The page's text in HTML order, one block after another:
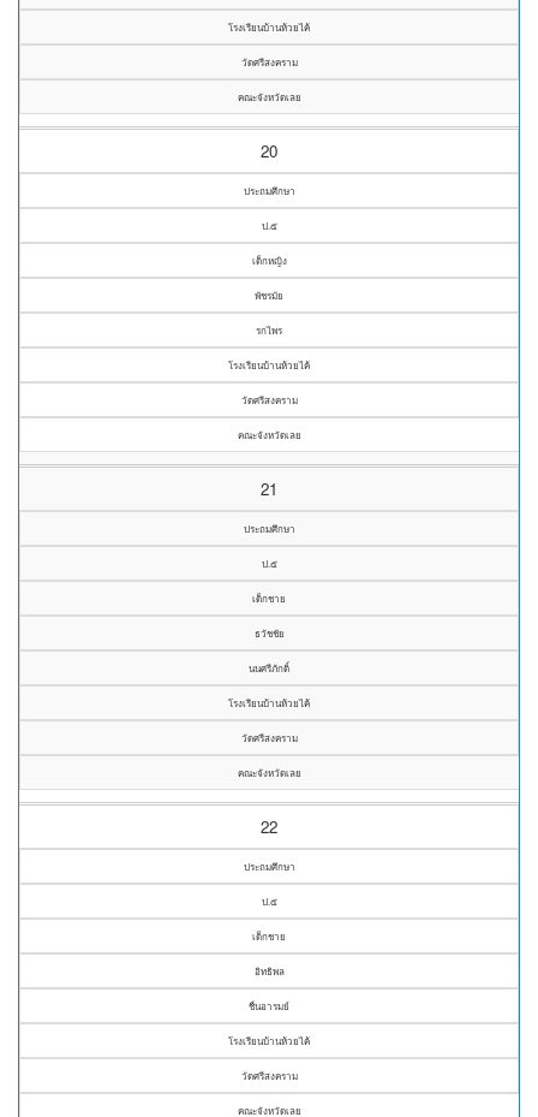
โรงเรียนบ้านห้วยไค้
วัดศรีสงคราม
คณะจังหวัดเลย
20
ประถมศึกษา
ป.๕
เด็กหญิง
พัชรมัย
รกไพร
โรงเรียนบ้านห้วยไค้
วัดศรีสงคราม
คณะจังหวัดเลย
21
ประถมศึกษา
ป.๕
เด็กชาย
ธวัชชัย
นนศรีภักดิ์
โรงเรียนบ้านห้วยไค้
วัดศรีสงคราม
คณะจังหวัดเลย
22
ประถมศึกษา
ป.๕
เด็กชาย
อิทธิพล
ชื่นอารมย์
โรงเรียนบ้านห้วยไค้
วัดศรีสงคราม
คณะจังหวัดเลย